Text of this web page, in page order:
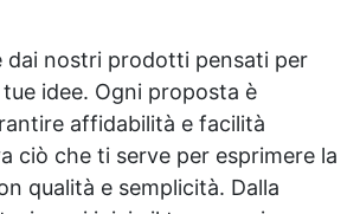
dai nostri prodotti pensati per
idee. Ogni proposta è
affidabilità e facilità
ciò che ti serve per esprimere la
qualità e semplicità. Dalla